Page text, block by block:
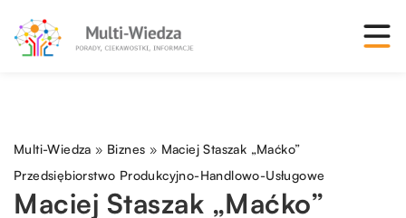
Multi-Wiedza » Biznes » Maciej Staszak „Maćko”
Przedsiębiorstwo Produkcyjno-Handlowo-Usługowe
Maciej Staszak „Maćko”